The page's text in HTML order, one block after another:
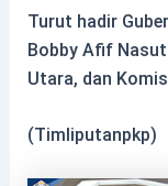
Turut hadir
Bobby Afif
Utara, dan
(Timliputanpkp)